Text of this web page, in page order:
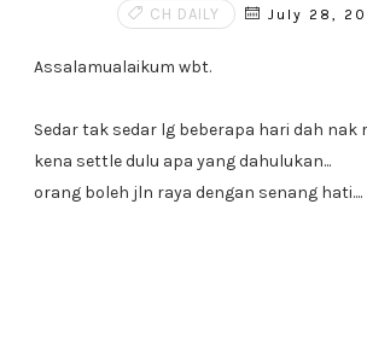
CH DAILY July 28,
Assalamualaikum wbt.
Sedar tak sedar lg beberapa hari dah nak
kena settle dulu apa yang dahulukan...
orang boleh jln raya dengan senang hati....